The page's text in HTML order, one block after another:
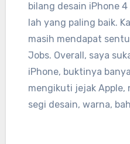
bilang desain iPhone
lah yang paling baik.
masih mendapat
Jobs. Overall, saya
iPhone, buktinya
mengikuti jejak Apple,
segi desain, warna,